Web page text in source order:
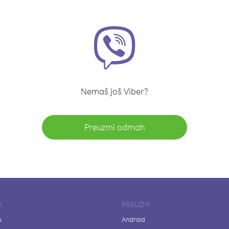
Nemaš još Viber?
Preuzmi odmah
PREUZMI
Android